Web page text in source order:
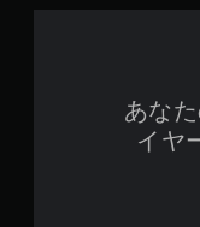
あな
イヤ